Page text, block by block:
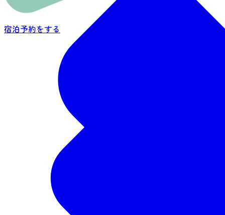
宿泊予約をする